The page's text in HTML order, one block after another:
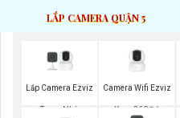
LẮP CAMERA QUẬN 5
Lắp Camera Ezviz
Trong Nhà
Camera Wifi Ezviz
Xoay 360 Độ